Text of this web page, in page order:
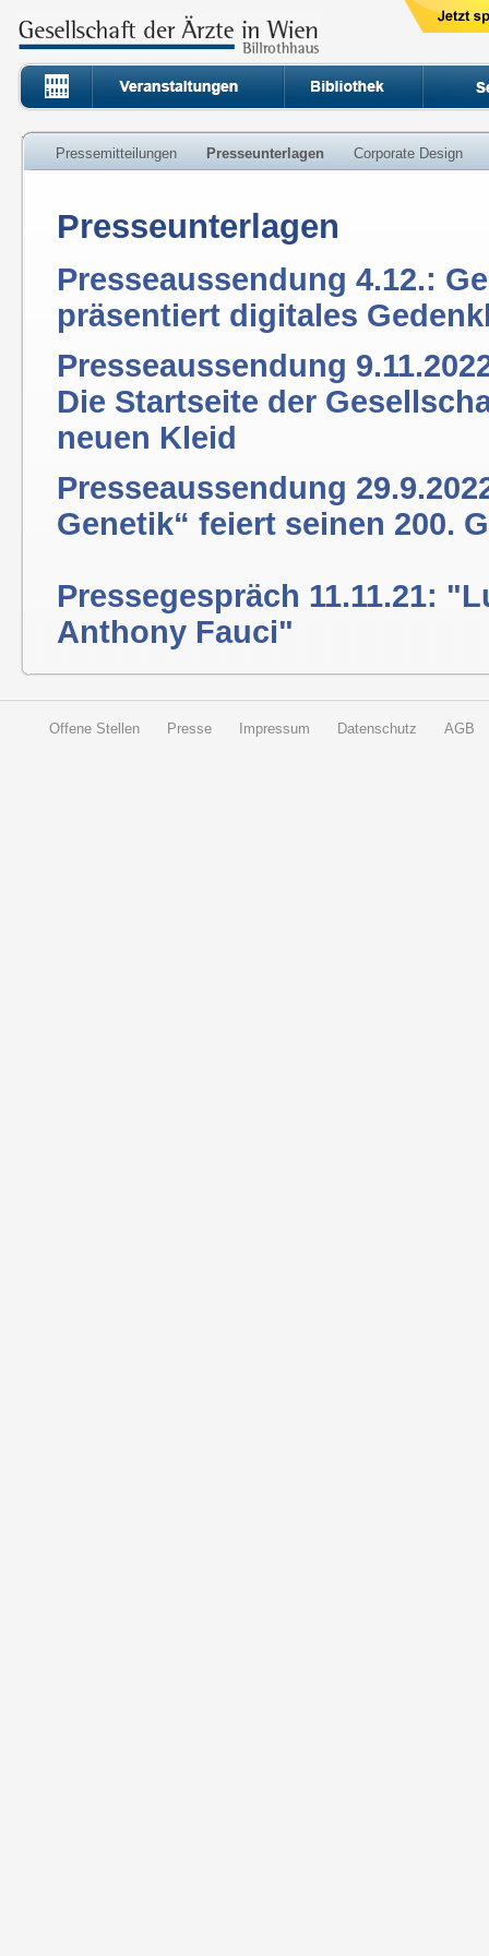
Pressemitteilungen Presseunterlagen Corporate Design
Presseunterlagen
Presseaussendung 4.12.:
präsentiert digitales
Presseaussendung
Die Startseite der
neuen Kleid
Presseaussendung
Genetik“ feiert seinen 200.
Pressegespräch 11.11.21:
Anthony Fauci"
Offene Stellen Presse Impressum Datenschutz AGB